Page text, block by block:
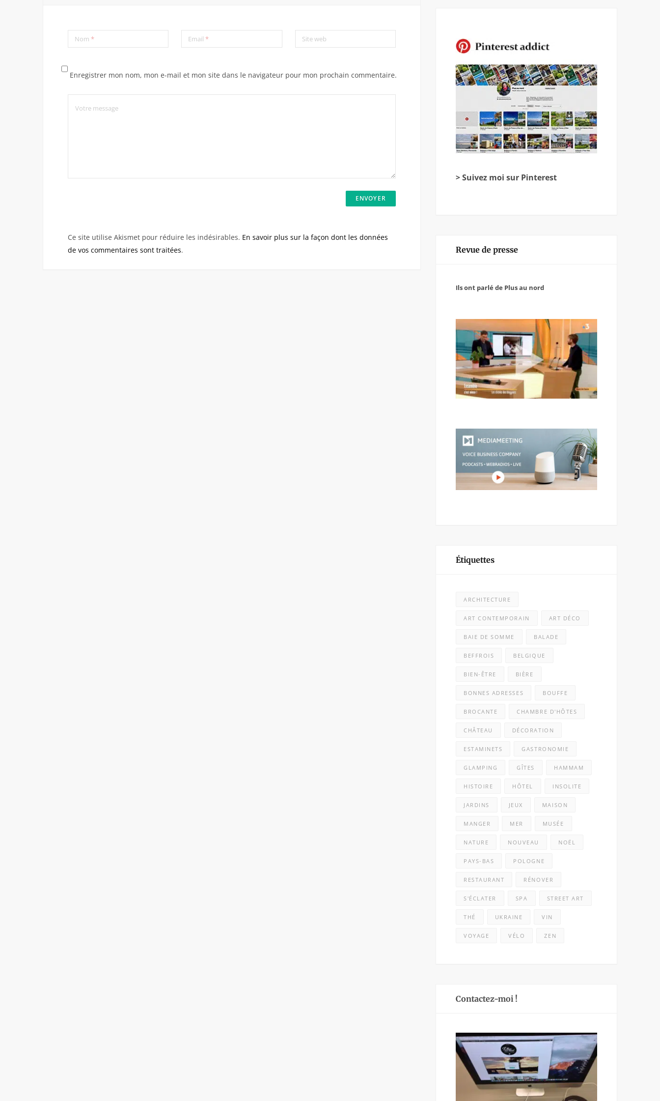
Nom * Email* Site web
Enregistrer mon nom, mon e-mail et mon site dans le navigateur pour mon prochain commentaire.
Ce site utilise Akismet pour réduire les indésirables. En savoir plus sur la façon dont les données
de vos commentaires sont traitées.
> Suivez moi sur Pinterest
Revue de presse
Ils ont parlé de Plus au nord
Étiquettes
ARCHITECTURE
ART CONTEMPORAIN ART DÉCO
BAIE DE SOMME BALADE
BEFFROIS BELGIQUE
BIEN-ÊTRE BIÈRE
BONNES ADRESSES BOUFFE
BROCANTE CHAMBRE D'HÔTES
CHÂTEAU DÉCORATION
ESTAMINETS GASTRONOMIE
GLAMPING GÎTES HAMMAM
HISTOIRE HÔTEL INSOLITE
JARDINS JEUX MAISON
MANGER MER MUSÉE
NATURE NOUVEAU NOËL
PAYS-BAS POLOGNE
RESTAURANT RÉNOVER
S'ÉCLATER SPA STREET ART
THÉ UKRAINE VIN
VOYAGE VÉLO ZEN
Contactez-moi !